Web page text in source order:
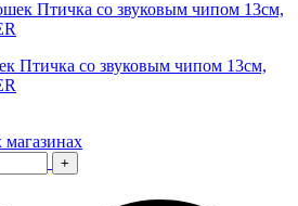
Птичка со звуковым чипом 13см,
+